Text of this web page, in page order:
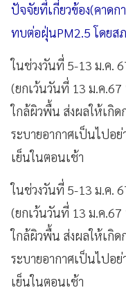
ปัจจัยที่เกี่ยวข้อง(คาด
ทบต่อฝุ่นPM2.5 โดยส
ในช่วงวันที่ 5-13 ม.ค.
(ยกเว้นวันที่ 13 ม.ค
ใกล้ผิวพื้น ส่งผลให้เกิด
ระบายอากาศเป็นไปอ
เย็นในตอนเช้า
ในช่วงวันที่ 5-13 ม.ค.
(ยกเว้นวันที่ 13 ม.ค
ใกล้ผิวพื้น ส่งผลให้เกิด
ระบายอากาศเป็นไปอ
เย็นในตอนเช้า